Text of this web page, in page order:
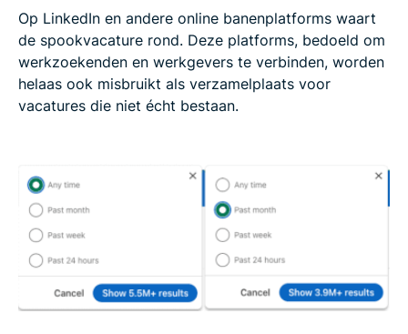
Op LinkedIn en andere online banenplatforms waart
de spookvacature rond. Deze platforms, bedoeld om
werkzoekenden en werkgevers te verbinden, worden
helaas ook misbruikt als verzamelplaats voor
vacatures die niet écht bestaan.